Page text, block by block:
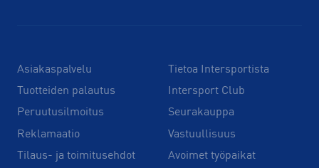
Asiakaspalvelu
Tuotteiden palautus
Peruutusilmoitus
Reklamaatio
Tilaus- ja toimitusehdot
Tietoa Intersportista
Intersport Club
Seurakauppa
Vastuullisuus
Avoimet työpaikat